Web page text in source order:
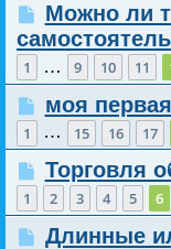
Можно ли
1 … 9 10 11
моя
1 … 15 16 17
Торговля
1 2 3 4 5 6
Длинные